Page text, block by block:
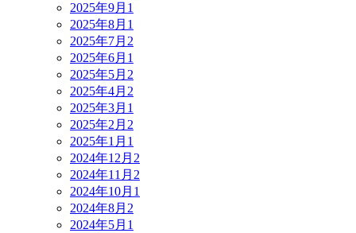
2025年9月 1
2025年8月 1
2025年7月 2
2025年6月 1
2025年5月 2
2025年4月 2
2025年3月 1
2025年2月 2
2025年1月 1
2024年12月 2
2024年11月 2
2024年10月 1
2024年8月 2
2024年5月 1